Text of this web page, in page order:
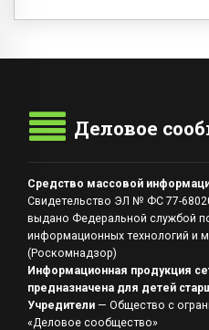
Деловое
Средство массовой
Свидетельство ЭЛ № ФС 77-
выдано Федеральной службой
информационных технологий и
(Роскомнадзор)
Информационная продукция
предназначена для детей
Учредители — Общество с
«Деловое сообщество»